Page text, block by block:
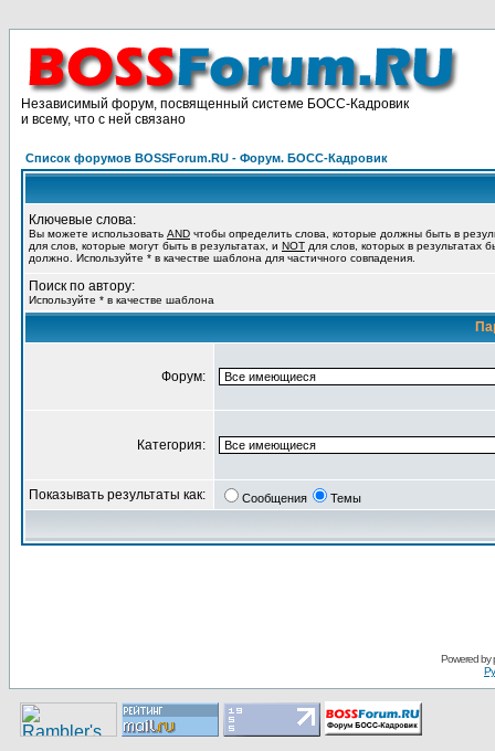
Независимый форум, посвященный системе БОСС-Кадровик
и всему, что с ней связано
Список форумов BOSSForum.RU - Форум. БОСС-Кадровик
Ключевые слова:
Вы можете использовать AND чтобы определить слова, которые должны быть в
для слов, которые могут быть в результатах, и NOT для слов, которых в результатах
должно. Используйте * в качестве шаблона для частичного совпадения.
Поиск по автору:
Используйте * в качестве шаблона
Форум:
Категория:
Показывать результаты как: Сообщения Темы
Pоwerеd by